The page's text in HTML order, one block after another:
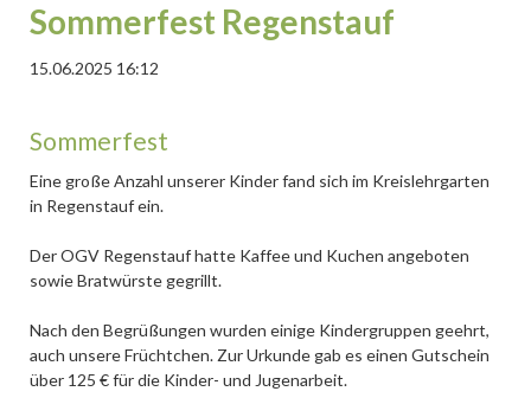
Sommerfest Regenstauf
15.06.2025 16:12
Sommerfest
Eine große Anzahl unserer Kinder fand sich im Kreislehrgarten
in Regenstauf ein.
Der OGV Regenstauf hatte Kaffee und Kuchen angeboten
sowie Bratwürste gegrillt.
Nach den Begrüßungen wurden einige Kindergruppen geehrt,
auch unsere Früchtchen. Zur Urkunde gab es einen Gutschein
über 125 € für die Kinder- und Jugenarbeit.